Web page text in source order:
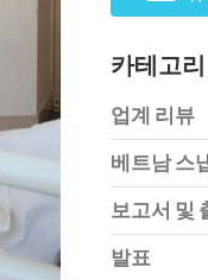
카테고리
업계 리뷰
베트남 스
보고서 및
발표